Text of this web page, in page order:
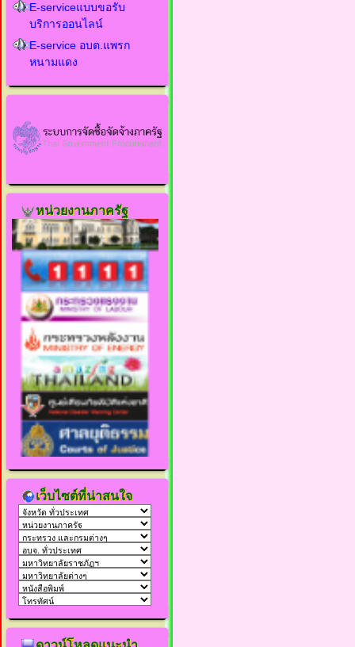
E-serviceแบบขอรับ
บริการออนไลน์
E-service อบต.แพรก
หนามแดง
หน่วยงานภาครัฐ
เว็บไซต์ที่น่าสนใจ